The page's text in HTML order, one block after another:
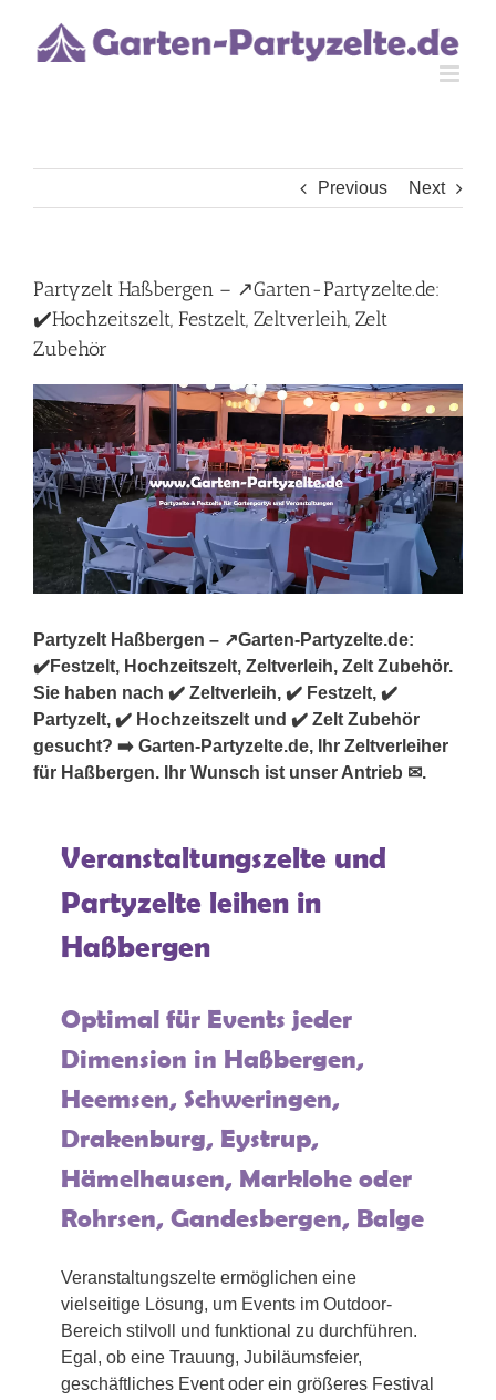
content
Previous Next
Partyzelt Haßbergen – ↗️Garten-Partyzelte.de:
✔️Hochzeitszelt, Festzelt, Zeltverleih, Zelt
Zubehör
Partyzelt Haßbergen – ↗️Garten-Partyzelte.de:
✔️Festzelt, Hochzeitszelt, Zeltverleih, Zelt Zubehör.
Sie haben nach ✔️ Zeltverleih, ✔️ Festzelt, ✔️
Partyzelt, ✔️ Hochzeitszelt und ✔️ Zelt Zubehör
gesucht? ➡️ Garten-Partyzelte.de, Ihr Zeltverleiher
für Haßbergen. Ihr Wunsch ist unser Antrieb ✉.
Veranstaltungszelte und
Partyzelte leihen in
Haßbergen
Optimal für Events jeder
Dimension in Haßbergen,
Heemsen, Schweringen,
Drakenburg, Eystrup,
Hämelhausen, Marklohe oder
Rohrsen, Gandesbergen, Balge
Veranstaltungszelte ermöglichen eine
vielseitige Lösung, um Events im Outdoor-
Bereich stilvoll und funktional zu durchführen.
Egal, ob eine Trauung, Jubiläumsfeier,
geschäftliches Event oder ein größeres Festival